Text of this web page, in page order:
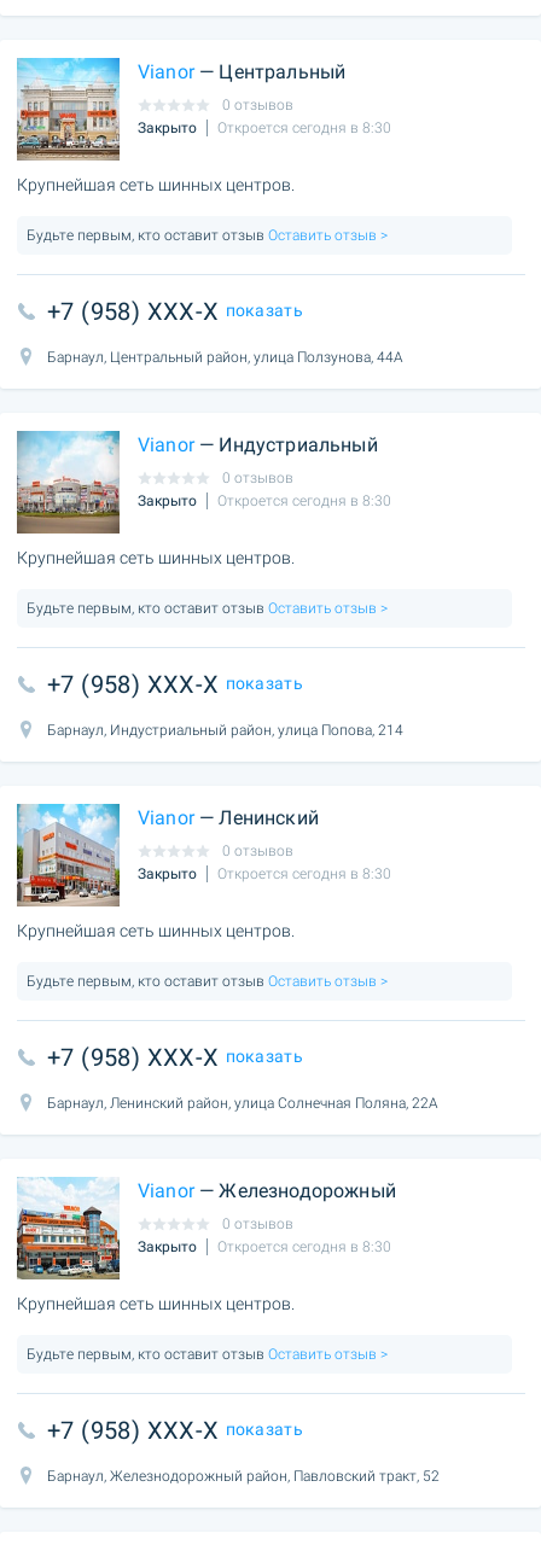
Vianor— Центральный
0 отзывов
Закрыто
Откроется сегодня в 8:30
Крупнейшая сеть шинных центров.
Будьте первым, кто оставит отзыв Оставить отзыв >
+7 (958) XXX-X показать
Барнаул, Центральный район, улица Ползунова, 44А
Vianor— Индустриальный
0 отзывов
Закрыто
Откроется сегодня в 8:30
Крупнейшая сеть шинных центров.
Будьте первым, кто оставит отзыв Оставить отзыв >
+7 (958) XXX-X показать
Барнаул, Индустриальный район, улица Попова, 214
Vianor— Ленинский
0 отзывов
Закрыто
Откроется сегодня в 8:30
Крупнейшая сеть шинных центров.
Будьте первым, кто оставит отзыв Оставить отзыв >
+7 (958) XXX-X показать
Барнаул, Ленинский район, улица Солнечная Поляна, 22А
Vianor— Железнодорожный
0 отзывов
Закрыто
Откроется сегодня в 8:30
Крупнейшая сеть шинных центров.
Будьте первым, кто оставит отзыв Оставить отзыв >
+7 (958) XXX-X показать
Барнаул, Железнодорожный район, Павловский тракт, 52